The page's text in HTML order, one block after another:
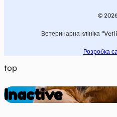
©
Ветеринарна клініка
Розробка
top
Inactive